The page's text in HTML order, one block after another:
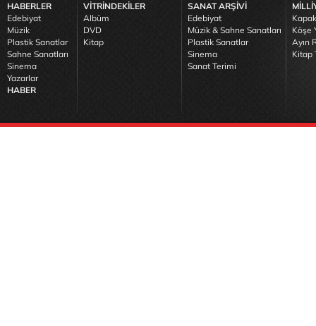
HABERLER
Edebiyat
Müzik
Plastik Sanatlar
Sahne Sanatları
Sinema
Yazarlar
HABER
VİTRİNDEKİLER
Albüm
DVD
Kitap
SANAT ARŞİVİ
Edebiyat
Müzik & Sahne Sanatları
Plastik Sanatlar
Sinema
Sanat Terimi
Köşe
Ayın
Kitap